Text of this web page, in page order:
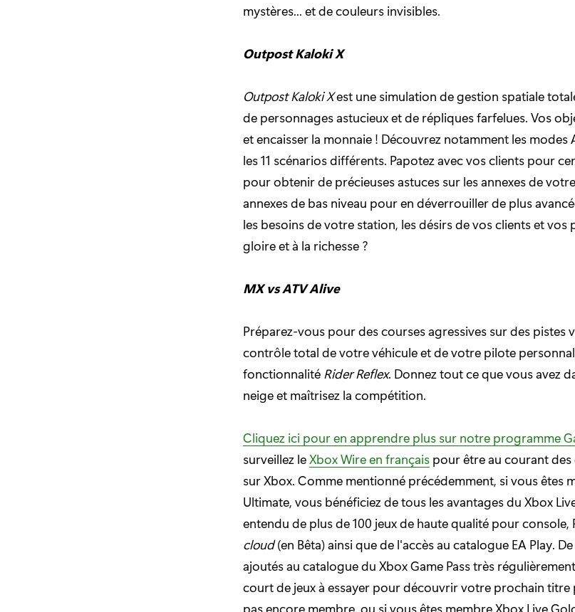
mystères... et de couleurs invisibles.
Outpost Kaloki X
Outpost Kaloki Xest une simulation de gestion spatiale
de personnages astucieux et de répliques farfelues. Vos
et encaisser la monnaie ! Découvrez notamment les modes
les 11 scénarios différents. Papotez avec vos clients pour
pour obtenir de précieuses astuces sur les annexes de
annexes de bas niveau pour en déverrouiller de plus
les besoins de votre station, les désirs de vos clients et vos
gloire et à la richesse ?
MX vs ATV Alive
Préparez-vous pour des courses agressives sur des pistes
contrôle total de votre véhicule et de votre pilote
fonctionnalité Rider Reflex. Donnez tout ce que vous avez
neige et maîtrisez la compétition.
Cliquez ici pour en apprendre plus sur notre programme
surveillez leXbox Wire en français pour être au courant
sur Xbox. Comme mentionné précédemment, si vous êtes
Ultimate, vous bénéficiez de tous les avantages du Xbox
entendu de plus de 100 jeux de haute qualité pour console,
cloud(en Bêta) ainsi que de l'accès au catalogue EA Play.
ajoutés au catalogue du Xbox Game Pass très
court de jeux à essayer pour découvrir votre prochain titre
pas encore membre, ou si vous êtes membre Xbox Live